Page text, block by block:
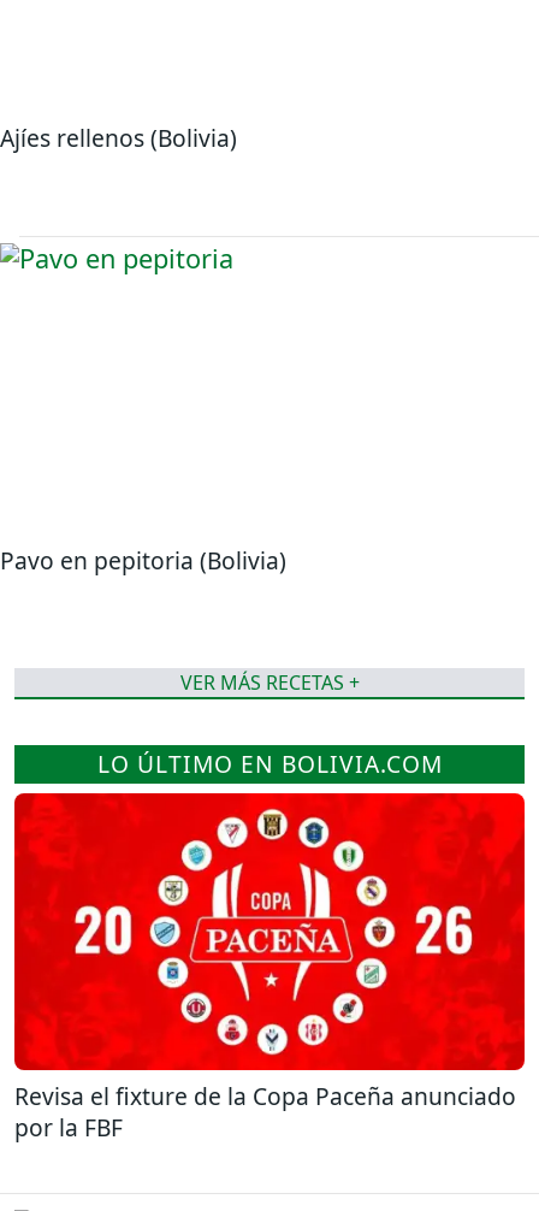
Ajíes rellenos (Bolivia)
Pavo en pepitoria (Bolivia)
VER MÁS RECETAS +
LO ÚLTIMO EN BOLIVIA.COM
Revisa el fixture de la Copa Paceña anunciado
por la FBF